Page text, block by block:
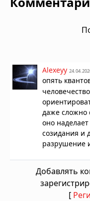
Alexeyy
опять
даже сложно
оно
созидания и
разрушение
Добавлять
[